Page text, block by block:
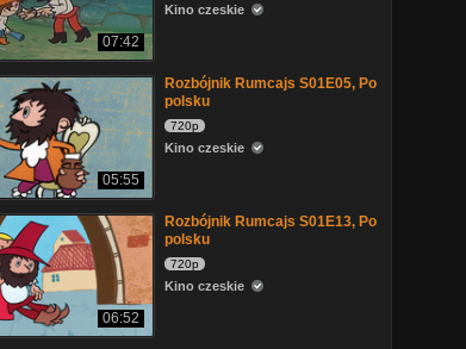
07:42
Kino czeskie
05:55
Rozbójnik Rumcajs S01E05, Po
polsku
720p
Kino czeskie
06:52
Rozbójnik Rumcajs S01E13, Po
polsku
720p
Kino czeskie